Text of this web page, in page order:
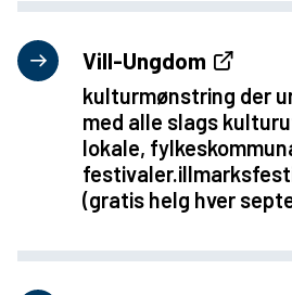
Vill-Ungdom
kulturmønstring der
med alle slags
lokale,
(gratis helg hver